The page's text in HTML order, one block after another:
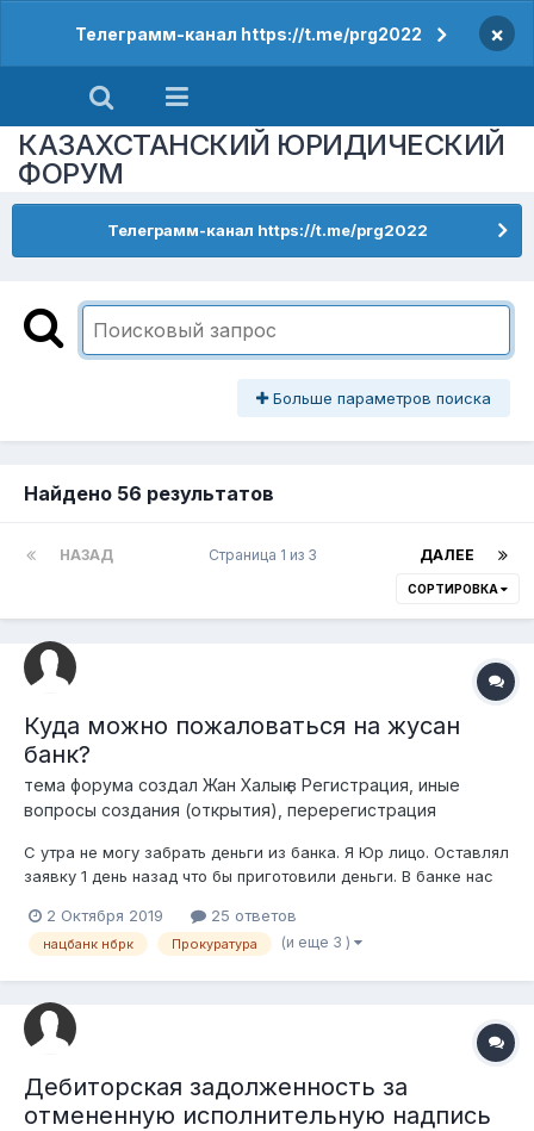
Телеграмм-канал https://t.me/prg2022 ×
КАЗАХСТАНСКИЙ ЮРИДИЧЕСКИЙ
ФОРУМ
Телеграмм-канал https://t.me/prg2022
Больше параметров поиска
Найдено 56 результатов
НАЗАД ДАЛЕЕ
Страница 1 из 3
СОРТИРОВКА
Куда можно пожаловаться на жусан
банк?
тема форума создал Жан Халықв Регистрация, иные
вопросы создания (открытия), перерегистрация
С утра не могу забрать деньги из банка. Я Юр лицо. Оставлял
заявку 1 день назад что бы приготовили деньги. В банке нас
осталось денег на кассе. И ещё делают одолжение.
Подскажите пожалуйста, куда звонить? С кем говорить? Это
2 Октября 2019 25 ответов
нацбанк нбрк Прокуратура (и еще 3 )
Дебиторская задолженность за
отмененную исполнительную надпись